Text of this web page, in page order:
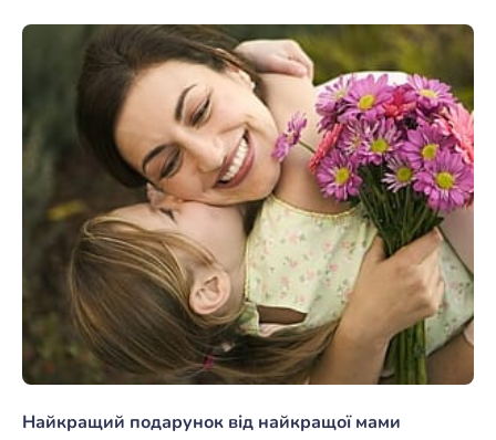
Найкращий подарунок від найкращої мами